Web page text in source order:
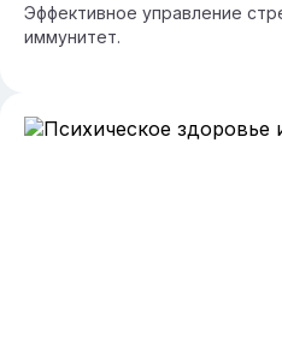
Эффективное управление
иммунитет.